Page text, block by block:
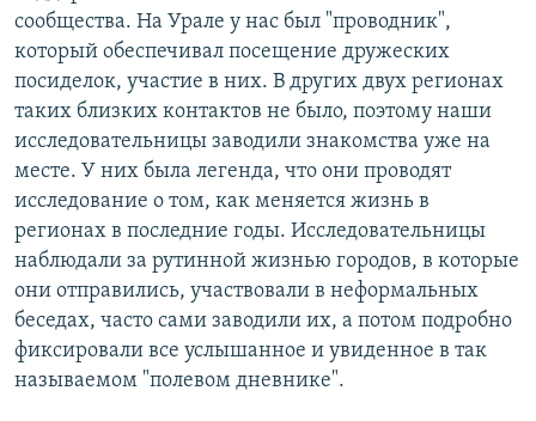
сообщества. На Урале у нас был "проводник",
который обеспечивал посещение дружеских
посиделок, участие в них. В других двух регионах
таких близких контактов не было, поэтому наши
исследовательницы заводили знакомства уже на
месте. У них была легенда, что они проводят
исследование о том, как меняется жизнь в
регионах в последние годы. Исследовательницы
наблюдали за рутинной жизнью городов, в которые
они отправились, участвовали в неформальных
беседах, часто сами заводили их, а потом подробно
фиксировали все услышанное и увиденное в так
называемом "полевом дневнике".